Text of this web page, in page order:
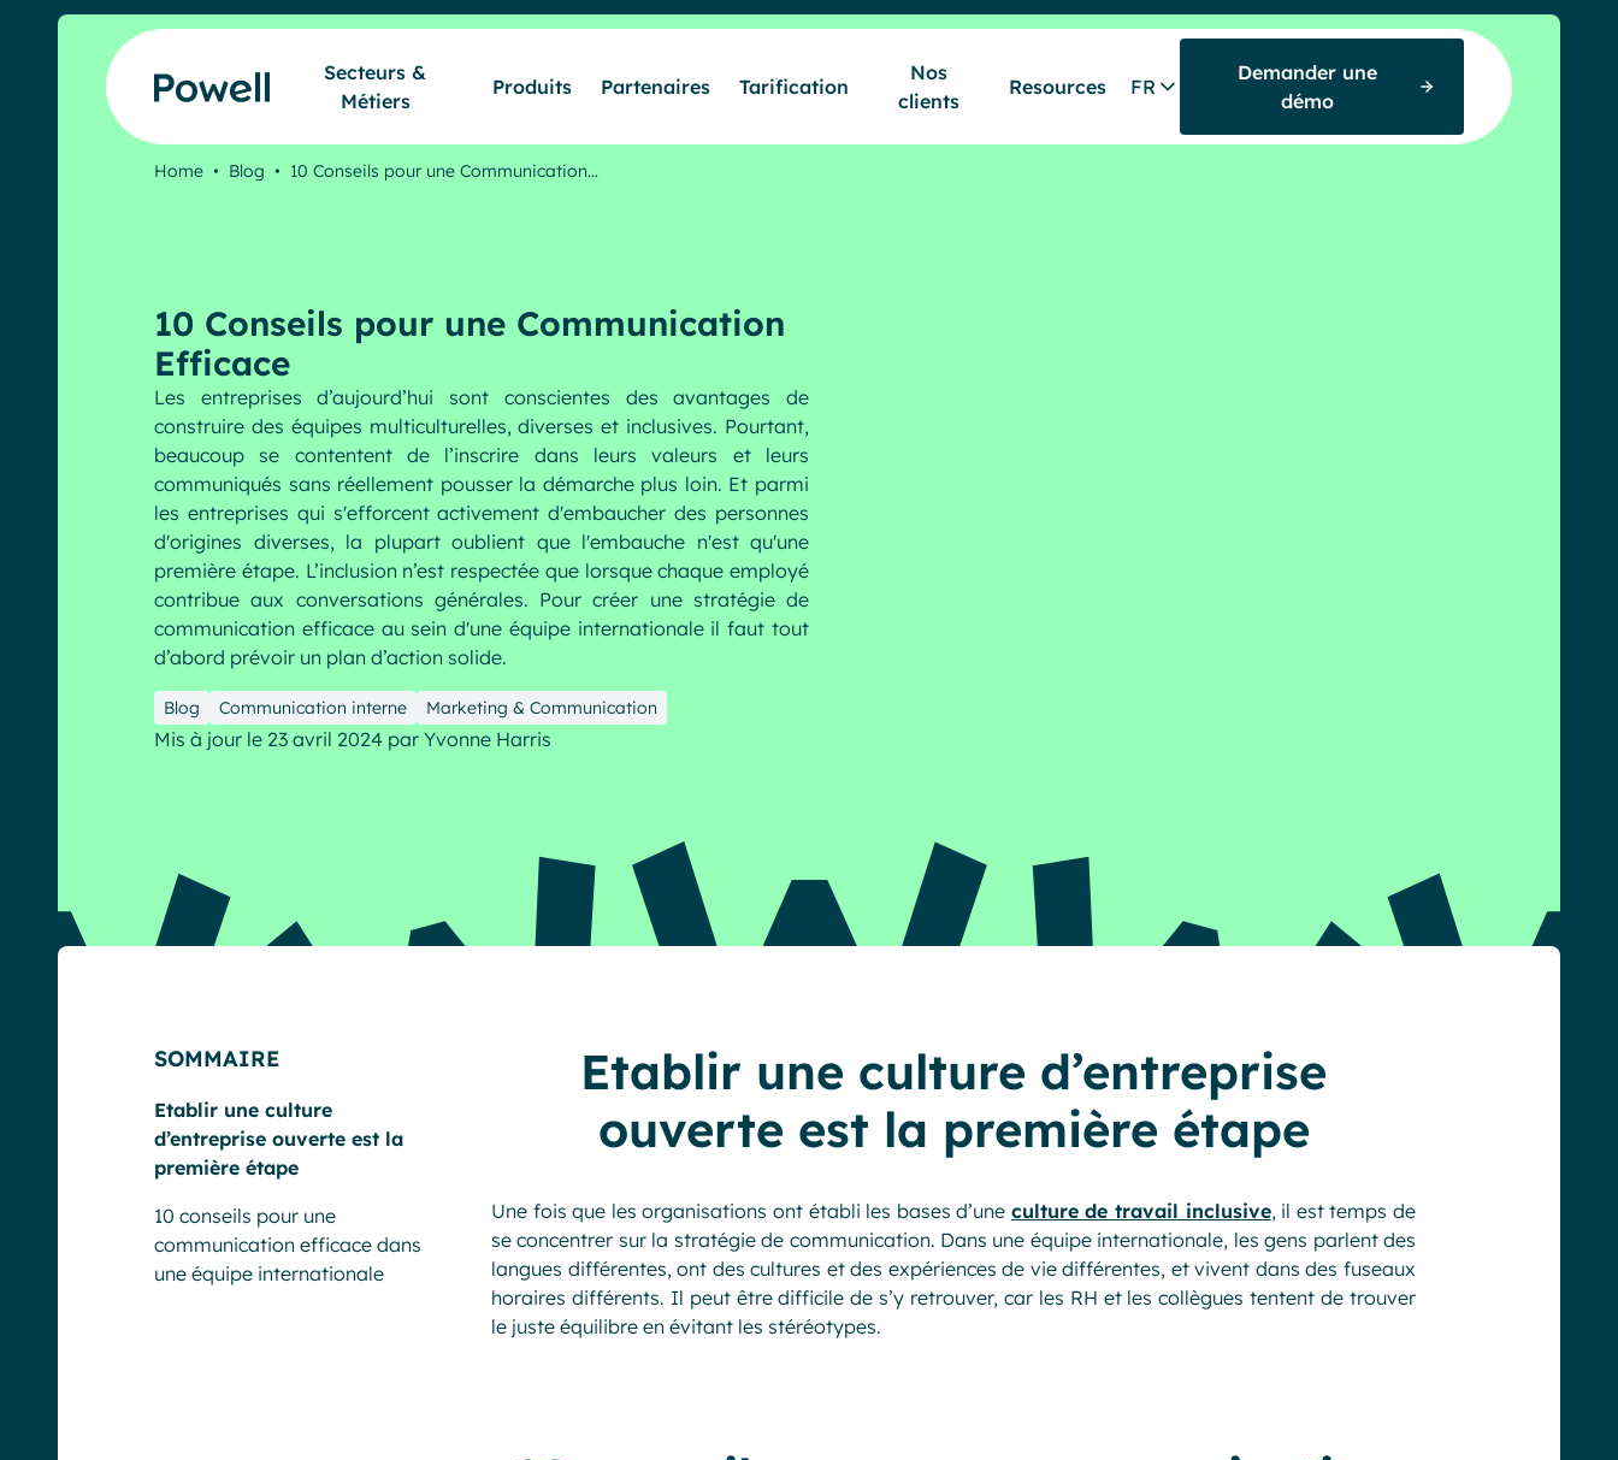
Skip to content
Secteurs &
Métiers
Produits Partenaires Tarification
Nos
clients
Resources
Tarification
Nos clients
Resources
FrançaisDeutsch
FR
Demander une
démo
Home • Blog • 10 Conseils pour une Communication…
10 Conseils pour une Communication
Efficace
Les entreprises d’aujourd’hui sont conscientes des avantages de
construire des équipes multiculturelles, diverses et inclusives. Pourtant,
beaucoup se contentent de l’inscrire dans leurs valeurs et leurs
communiqués sans réellement pousser la démarche plus loin. Et parmi
les entreprises qui s'efforcent activement d'embaucher des personnes
d'origines diverses, la plupart oublient que l'embauche n'est qu'une
première étape. L’inclusion n’est respectée que lorsque chaque employé
contribue aux conversations générales. Pour créer une stratégie de
communication efficace au sein d'une équipe internationale il faut tout
d’abord prévoir un plan d’action solide.
Blog Communication interne Marketing & Communication
Mis à jour le 23 avril 2024 par Yvonne Harris
SOMMAIRE
Etablir une culture
d’entreprise ouverte est la
première étape
10 conseils pour une
communication efficace dans
une équipe internationale
Etablir une culture d’entreprise
ouverte est la première étape
Une fois que les organisations ont établi les bases d’une culture de travail inclusive, il est temps de
se concentrer sur la stratégie de communication. Dans une équipe internationale, les gens parlent des
langues différentes, ont des cultures et des expériences de vie différentes, et vivent dans des fuseaux
horaires différents. Il peut être difficile de s’y retrouver, car les RH et les collègues tentent de trouver
le juste équilibre en évitant les stéréotypes.